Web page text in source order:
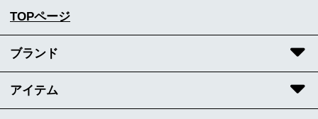
TOPページ
ブランド
アイテム